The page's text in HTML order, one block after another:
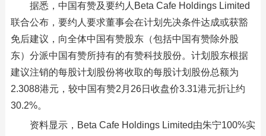
据悉，中国有赞及要约人Beta Cafe Holdings Limited
联合公布，要约人要求董事会在计划先决条件达成或获豁
免后建议，向全体中国有赞股东（包括中国有赞除外股
东）分派中国有赞所持有的有赞科技股份。计划股东根据
建议注销的每股计划股份将收取的每股计划股份总额为
2.3088港元，较中国有赞2月26日收盘价3.31港元折让约
30.2%。
资料显示，Beta Cafe Holdings Limited由朱宁100%实